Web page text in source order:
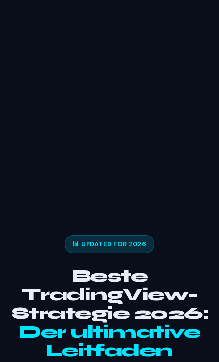
📊 UPDATED FOR 2026
Beste
TradingView-
Strategie 2026:
Der ultimative
Leitfaden